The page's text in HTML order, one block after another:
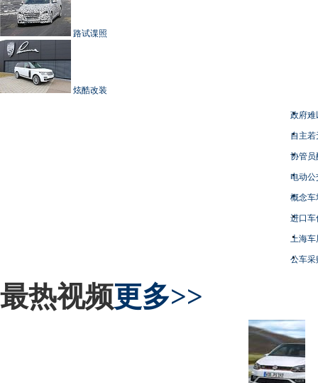
路试谍照
炫酷改装
政府难
自主
协管员
电动
概念车
进口车
上海
公车采
最热视频更多>>